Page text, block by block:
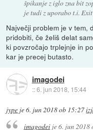
špikanje z iglo zna bit
je tudi z uporabo t.i.
Največji problem je v tem,
pridobiti, če želiš delat
ki povzročajo trplejnje in
kar je precej butasto.
imagodei
::6. jun 2018, 15:44
jype je6. jun 2018 ob 15:27
imagodeije6. jun 2018